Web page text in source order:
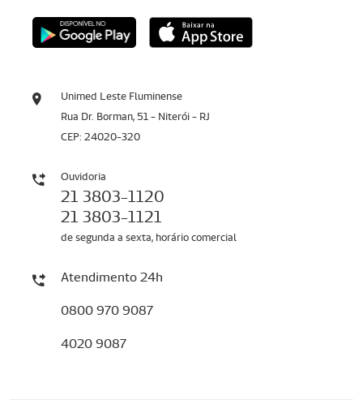
Unimed Leste Fluminense
Rua Dr. Borman, 51 - Niterói - RJ
CEP: 24020-320
Ouvidoria
21 3803-1120
21 3803-1121
de segunda a sexta, horário comercial
Atendimento 24h
0800 970 9087
4020 9087